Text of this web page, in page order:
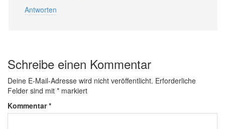
Antworten
Schreibe einen Kommentar
Deine E-Mail-Adresse wird nicht veröffentlicht. Erforderliche
Felder sind mit * markiert
Kommentar*